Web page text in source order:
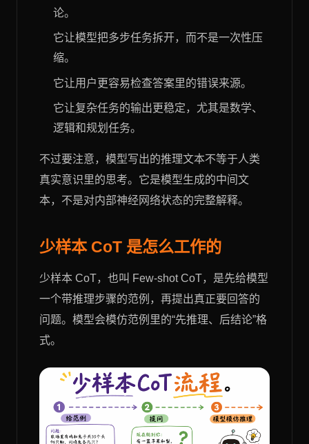
论。
它让模型把多步任务拆开，而不是一次性压
缩。
它让用户更容易检查答案里的错误来源。
它让复杂任务的输出更稳定，尤其是数学、
逻辑和规划任务。
不过要注意，模型写出的推理文本不等于人类
真实意识里的思考。它是模型生成的中间文
本，不是对内部神经网络状态的完整解释。
少样本 CoT 是怎么工作的
少样本 CoT，也叫 Few-shot CoT，是先给模型
一个带推理步骤的范例，再提出真正要回答的
问题。模型会模仿范例里的“先推理、后结论”格
式。